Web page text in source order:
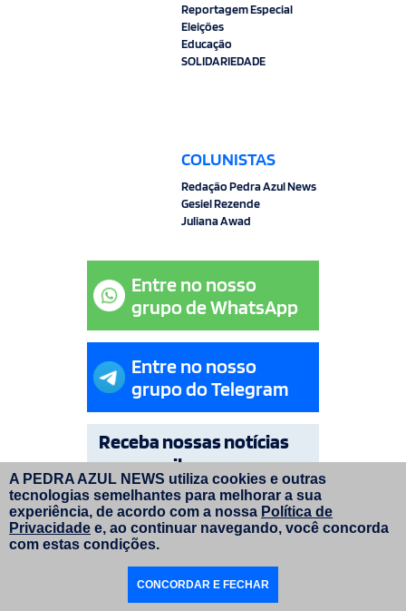
Reportagem Especial
Eleições
Educação
SOLIDARIEDADE
COLUNISTAS
Redação Pedra Azul News
Gesiel Rezende
Juliana Awad
Entre no nosso
grupo de WhatsApp
Entre no nosso
grupo do Telegram
Receba nossas notícias
por e-mail
OK
© Copyright Pedra Azul News 2026. Todos os direitos
reservados. | Layout do site:faroldesign.com.br
Programação e manutenção:inversadigital.com.br
A PEDRA AZUL NEWS utiliza cookies e outras
tecnologias semelhantes para melhorar a sua
experiência, de acordo com a nossa Política de
Privacidade e, ao continuar navegando, você concorda
com estas condições.
CONCORDAR E FECHAR